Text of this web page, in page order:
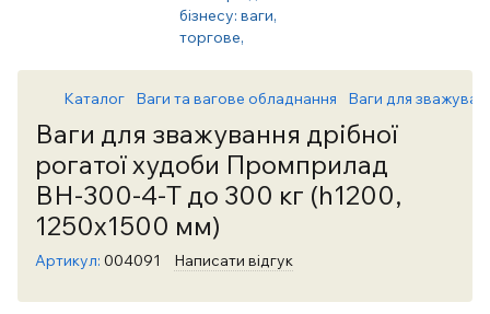
Каталог Ваги та вагове обладнання Ваги для
Ваги для зважування дрібної
рогатої худоби Промприлад
ВН-300-4-Т до 300 кг (h1200,
1250х1500 мм)
Артикул: 004091 Написати відгук